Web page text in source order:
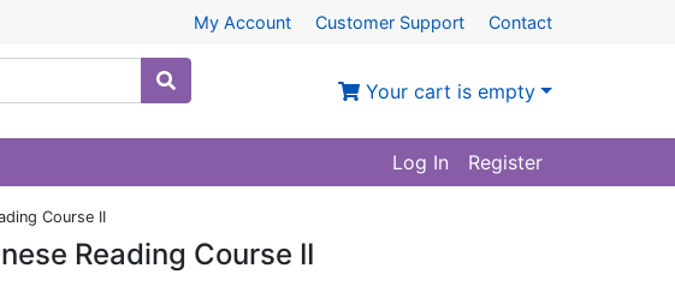
My Account Customer Support Contact
Your cart is empty
Log In Register
Course II
Reading Course II